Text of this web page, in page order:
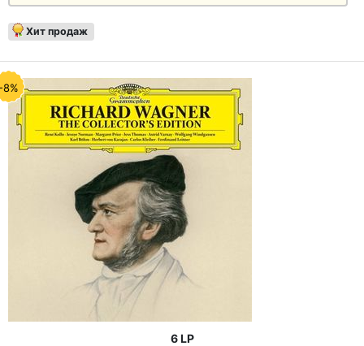
Хит продаж
8%
6 LP